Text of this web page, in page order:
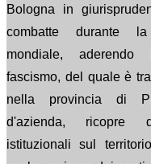
Bologna in
combatte durante
mondiale,
fascismo, del quale è
nella provincia di
d'azienda, ricopre
istituzionali sul